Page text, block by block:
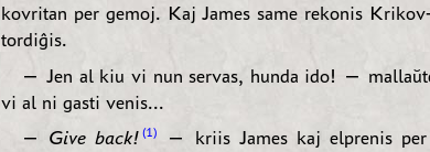
kovritan per gemoj. Kaj James same rekonis
tordiĝis.
— Jen al kiu vi nun servas, hunda ido! —
vi al ni gasti venis...
— Give back! 1
— kriis James kaj elprenis